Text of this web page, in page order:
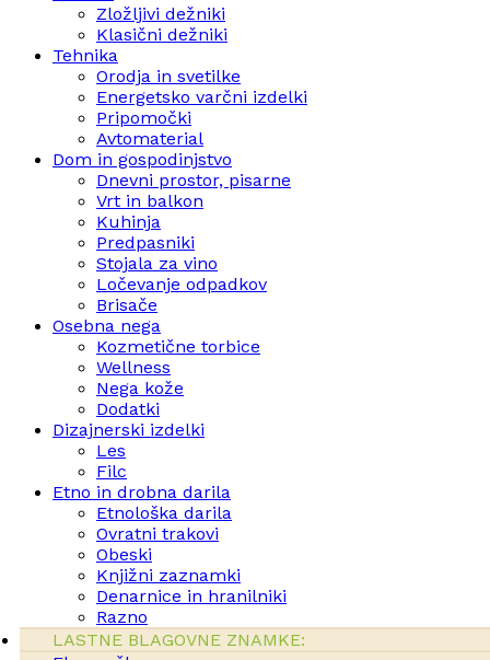
Zložljivi dežniki
Klasični dežniki
Tehnika
Orodja in svetilke
Energetsko varčni izdelki
Pripomočki
Avtomaterial
Dom in gospodinjstvo
Dnevni prostor, pisarne
Vrt in balkon
Kuhinja
Predpasniki
Stojala za vino
Ločevanje odpadkov
Brisače
Osebna nega
Kozmetične torbice
Wellness
Nega kože
Dodatki
Dizajnerski izdelki
Les
Filc
Etno in drobna darila
Etnološka darila
Ovratni trakovi
Obeski
Knjižni zaznamki
Denarnice in hranilniki
Razno
LASTNE BLAGOVNE ZNAMKE: